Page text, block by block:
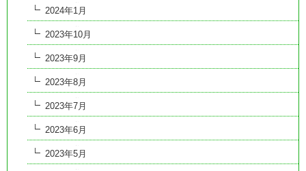
2024年1月
2023年10月
2023年9月
2023年8月
2023年7月
2023年6月
2023年5月